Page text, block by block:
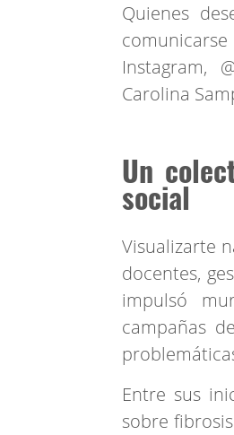
Quienes
Instagram,
Carolina
Un
social
Visualizarte
docentes,
impulsó
campañas
Entre sus
sobre